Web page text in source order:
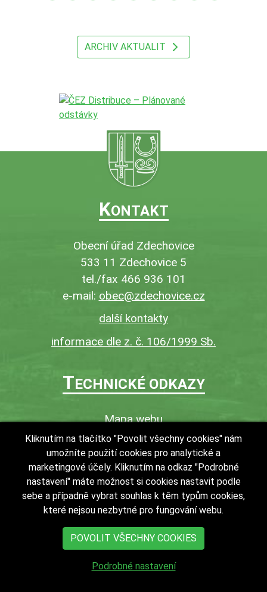
ARCHIV AKTUALIT
KONTAKT
Obecní úřad Zdechovice
533 11 Zdechovice 5
tel./fax 466 936 101
e-mail: obec@zdechovice.cz
další kontakty
informace dle z. č. 106/1999 Sb.
TECHNICKÉ ODKAZY
Mapa webu
O webu
Povinně zveřejňované informace
Ochrana osobních údajů (GDPR)
Vyhledávání
RSS
Bezbariérový přístup v obci
copyright © 2018 - 2026Obec Zdechovice
Kliknutím na tlačítko "Povolit všechny cookies" nám
umožníte použití cookies pro analytické a
marketingové účely. Kliknutím na odkaz "Podrobné
nastavení" máte možnost si cookies nastavit podle
sebe a případně vybrat souhlas k těm typům cookies,
které nejsou nezbytné pro fungování webu.
POVOLIT VŠECHNY COOKIES
Podrobné nastavení